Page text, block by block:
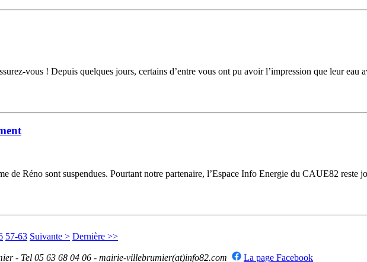
vous ! Depuis quelques jours, certains d’entre vous ont pu avoir l’impression que leur
de Réno sont suspendues. Pourtant notre partenaire, l’Espace Info Energie du CAUE82
57-63 Suivante > Dernière >>
- Tel 05 63 68 04 06 - mairie-villebrumier(at)info82.com
La page Facebook